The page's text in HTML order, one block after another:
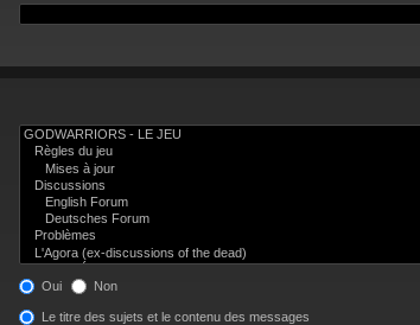
Oui Non
Le titre des sujets et le contenu des messages